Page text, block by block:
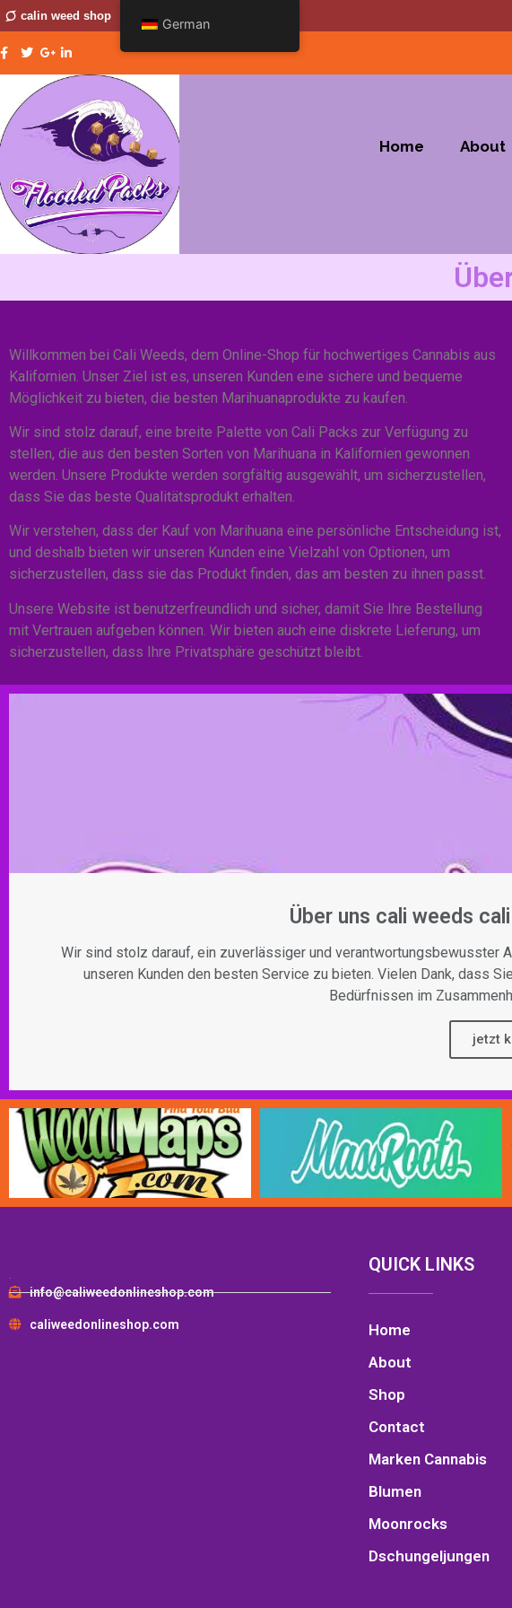
calin weed shop
Home About
Willkommen bei Cali Weeds, dem Online-Shop für hochwertiges Cannabis aus
Kalifornien. Unser Ziel ist es, unseren Kunden eine sichere und bequeme
Möglichkeit zu bieten, die besten Marihuanaprodukte zu kaufen.
Wir sind stolz darauf, eine breite Palette von Cali Packs zur Verfügung zu
stellen, die aus den besten Sorten von Marihuana in Kalifornien gewonnen
werden. Unsere Produkte werden sorgfältig ausgewählt, um sicherzustellen,
dass Sie das beste Qualitätsprodukt erhalten.
Wir verstehen, dass der Kauf von Marihuana eine persönliche Entscheidung ist,
und deshalb bieten wir unseren Kunden eine Vielzahl von Optionen, um
sicherzustellen, dass sie das Produkt finden, das am besten zu ihnen passt.
Unsere Website ist benutzerfreundlich und sicher, damit Sie Ihre Bestellung
mit Vertrauen aufgeben können. Wir bieten auch eine diskrete Lieferung, um
sicherzustellen, dass Ihre Privatsphäre geschützt bleibt.
Über uns cali weeds
Wir sind stolz darauf, ein zuverlässiger und verantwortungsbewusster
unseren Kunden den besten Service zu bieten. Vielen Dank, dass
Bedürfnissen im
jetzt
.
info@caliweedonlineshop.com
caliweedonlineshop.com
QUICK LINKS
Home
About
Shop
Contact
Marken Cannabis
Blumen
Moonrocks
Dschungeljungen
German